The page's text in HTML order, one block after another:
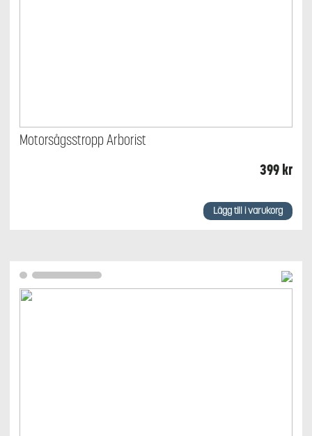
Motorsågsstropp Arborist
399kr
Lägg till i varukorg